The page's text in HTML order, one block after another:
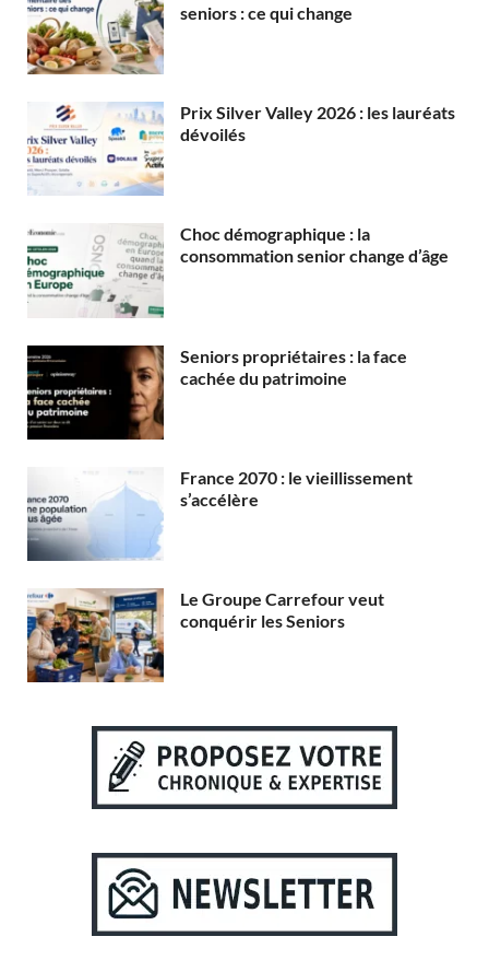
seniors : ce qui change
Prix Silver Valley 2026 : les lauréats
dévoilés
Choc démographique : la
consommation senior change d’âge
Seniors propriétaires : la face
cachée du patrimoine
France 2070 : le vieillissement
s’accélère
Le Groupe Carrefour veut
conquérir les Seniors